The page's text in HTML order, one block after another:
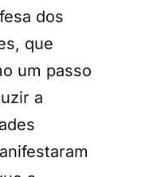
dos
que
um passo
a